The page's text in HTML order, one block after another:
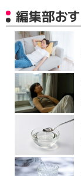
編集部お